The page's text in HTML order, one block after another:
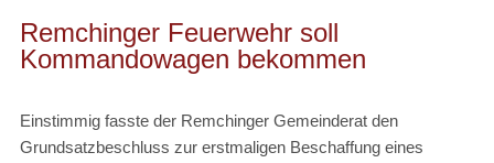
Remchinger Feuerwehr soll
Kommandowagen bekommen
Einstimmig fasste der Remchinger Gemeinderat den
Grundsatzbeschluss zur erstmaligen Beschaffung eines